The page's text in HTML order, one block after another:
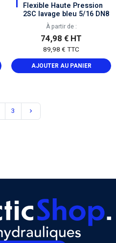
Flexible Haute Pression
2SC lavage bleu 5/16 DN8
femelle BSP 3/8 / EKL11
À partir de :
74,98 € HT
89,98 € TTC
AJOUTER AU PANIER
3 keyboard_arrow_right